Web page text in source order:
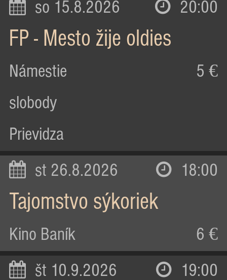
so 15.8.2026 20:00
FP - Mesto žije oldies
Námestie
slobody
Prievidza
5 €
st 26.8.2026 18:00
Tajomstvo sýkoriek
Kino Baník 6 €
št 10.9.2026 19:00